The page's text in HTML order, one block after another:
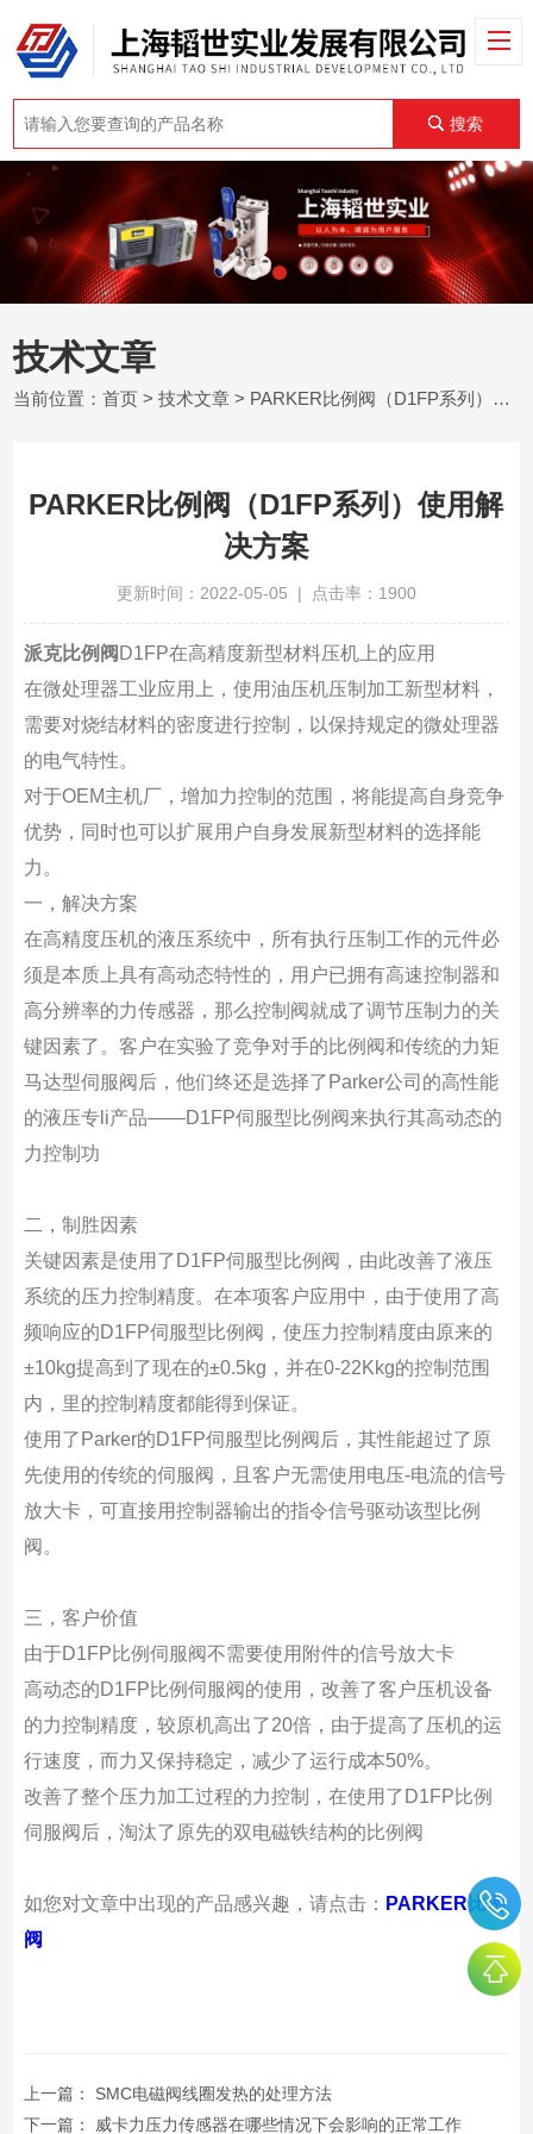
搜索
技术文章
当前位置：首页 >技术文章 > PARKER比例阀（D1FP系列）使用解决方案
PARKER比例阀（D1FP系列）使用解
决方案
更新时间：2022-05-05 | 点击率：1900
派克比例阀 D1FP在高精度新型材料压机上的应用
在微处理器工业应用上，使用油压机压制加工新型材料，
需要对烧结材料的密度进行控制，以保持规定的微处理器
的电气特性。
对于OEM主机厂，增加力控制的范围，将能提高自身竞争
优势，同时也可以扩展用户自身发展新型材料的选择能
力。
一，解决方案
在高精度压机的液压系统中，所有执行压制工作的元件必
须是本质上具有高动态特性的，用户已拥有高速控制器和
高分辨率的力传感器，那么控制阀就成了调节压制力的关
键因素了。客户在实验了竞争对手的比例阀和传统的力矩
马达型伺服阀后，他们终还是选择了Parker公司的高性能
的液压专li产品——D1FP伺服型比例阀来执行其高动态的
力控制功
二，制胜因素
关键因素是使用了D1FP伺服型比例阀，由此改善了液压
系统的压力控制精度。在本项客户应用中，由于使用了高
频响应的D1FP伺服型比例阀，使压力控制精度由原来的
±10kg提高到了现在的±0.5kg，并在0-22Kkg的控制范围
内，里的控制精度都能得到保证。
使用了Parker的D1FP伺服型比例阀后，其性能超过了原
先使用的传统的伺服阀，且客户无需使用电压-电流的信号
放大卡，可直接用控制器输出的指令信号驱动该型比例
阀。
三， 客户价值
由于D1FP比例伺服阀不需要使用附件的信号放大卡
高动态的D1FP比例伺服阀的使用，改善了客户压机设备
的力控制精度，较原机高出了20倍，由于提高了压机的运
行速度，而力又保持稳定，减少了运行成本50%。
改善了整个压力加工过程的力控制，在使用了D1FP比例
伺服阀后，淘汰了原先的双电磁铁结构的比例阀
如您对文章中出现的产品感兴趣，请点击： PARKER比例
阀
上一篇： SMC电磁阀线圈发热的处理方法
下一篇：
威卡力压力传感器在哪些情况下会影响的正常工作